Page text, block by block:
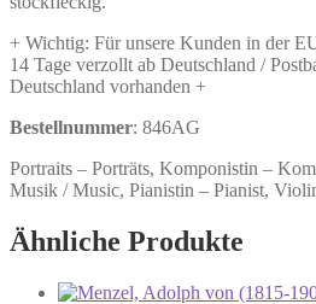
+ Wichtig: Für unsere Kunden in der
14 Tage verzollt ab Deutschland /
Deutschland vorhanden +
Bestellnummer: 846AG
Portraits – Porträts, Komponistin –
Musik / Music, Pianistin – Pianist,
Ähnliche Produkte